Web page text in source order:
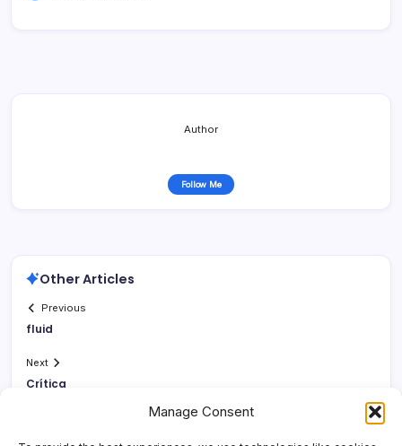
Manage Consent
Author
Follow Me
Other Articles
Previous
fluid
Next
Crí­tica